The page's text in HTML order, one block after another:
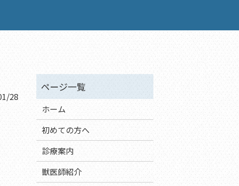
28
ホーム
初めての方へ
診療案内
獣医師紹介